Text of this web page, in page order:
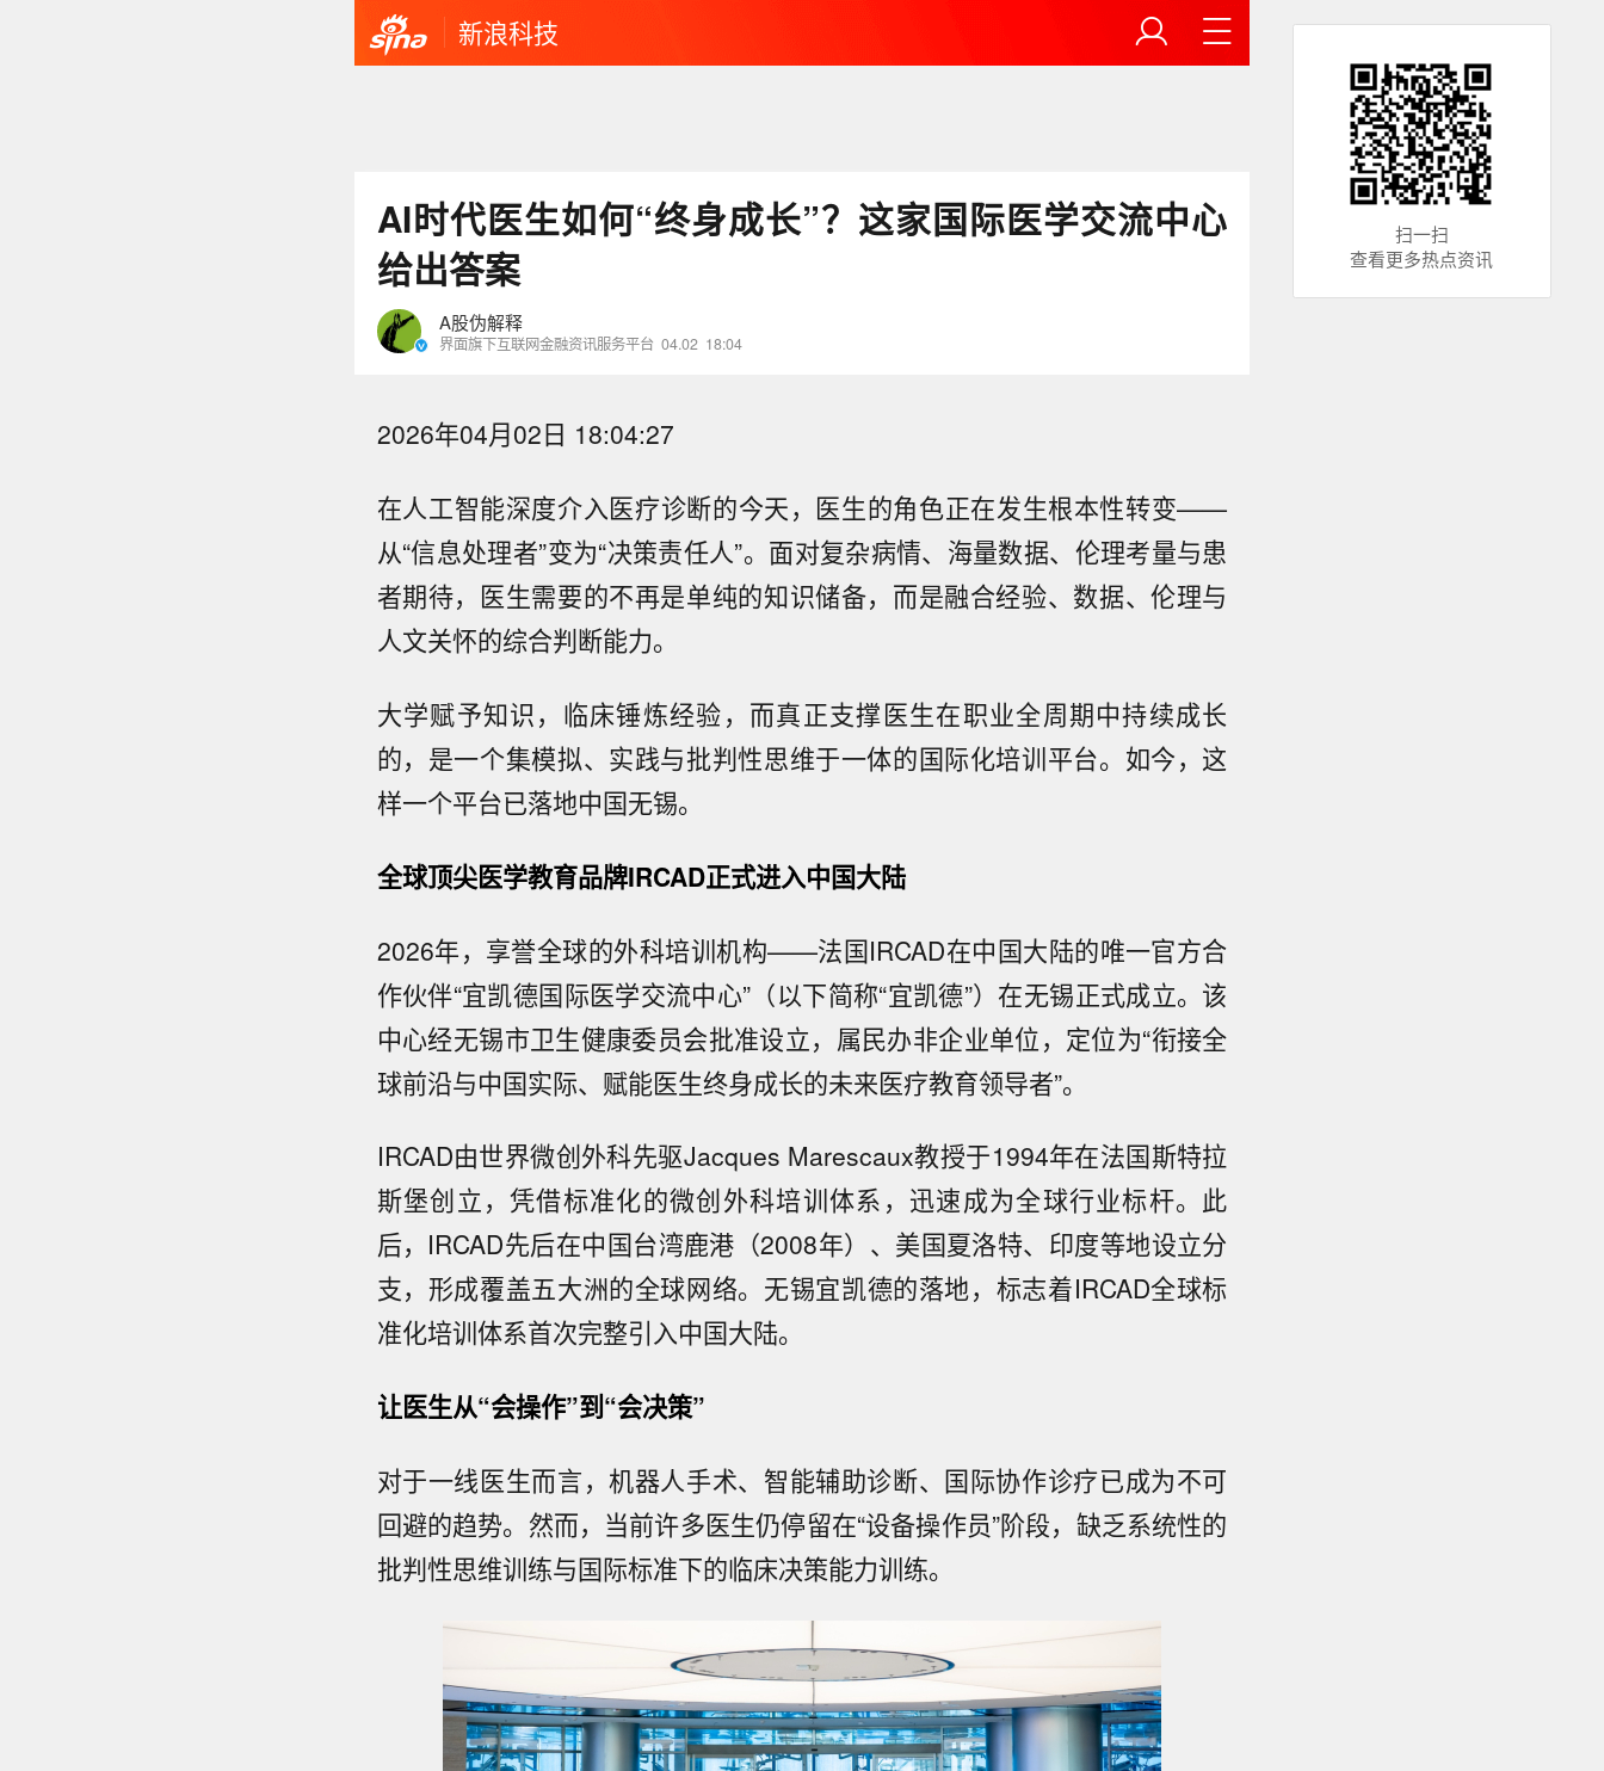
新浪科技
AI时代医生如何“终身成长”？这家国际医学交流中心
给出答案
A股伪解释
界面旗下互联网金融资讯服务平台 04.02 18:04
2026年04月02日 18:04:27
在人工智能深度介入医疗诊断的今天，医生的角色正在发生根本性转变——
从“信息处理者”变为“决策责任人”。面对复杂病情、海量数据、伦理考量与患
者期待，医生需要的不再是单纯的知识储备，而是融合经验、数据、伦理与
人文关怀的综合判断能力。
大学赋予知识，临床锤炼经验，而真正支撑医生在职业全周期中持续成长
的，是一个集模拟、实践与批判性思维于一体的国际化培训平台。如今，这
样一个平台已落地中国无锡。
全球顶尖医学教育品牌IRCAD正式进入中国大陆
2026年，享誉全球的外科培训机构——法国IRCAD在中国大陆的唯一官方合
作伙伴“宜凯德国际医学交流中心”（以下简称“宜凯德”）在无锡正式成立。该
中心经无锡市卫生健康委员会批准设立，属民办非企业单位，定位为“衔接全
球前沿与中国实际、赋能医生终身成长的未来医疗教育领导者”。
IRCAD由世界微创外科先驱Jacques Marescaux教授于1994年在法国斯特拉
斯堡创立，凭借标准化的微创外科培训体系，迅速成为全球行业标杆。此
后，IRCAD先后在中国台湾鹿港（2008年）、美国夏洛特、印度等地设立分
支，形成覆盖五大洲的全球网络。无锡宜凯德的落地，标志着IRCAD全球标
准化培训体系首次完整引入中国大陆。
让医生从“会操作”到“会决策”
对于一线医生而言，机器人手术、智能辅助诊断、国际协作诊疗已成为不可
回避的趋势。然而，当前许多医生仍停留在“设备操作员”阶段，缺乏系统性的
批判性思维训练与国际标准下的临床决策能力训练。
扫一扫
查看更多热点资讯